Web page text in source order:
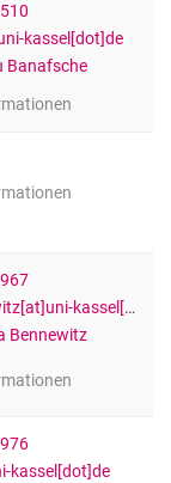
kassel[dot]de
Banafsche
Banafsche
Benecke
hedda.bennewitz[at]uni-kassel[dot]de
Bennewitz
Bennewitz
kassel[dot]de